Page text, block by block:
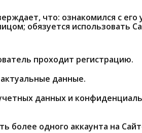
что: ознакомился с
обязуется использовать
проходит регистрацию.
данные.
данных и
более одного аккаунта на